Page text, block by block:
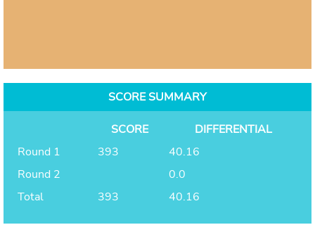
SCORE SUMMARY
SCORE
DIFFERENTIAL
Round 1
393
40.16
Round 2
0.0
Total
393 40.16